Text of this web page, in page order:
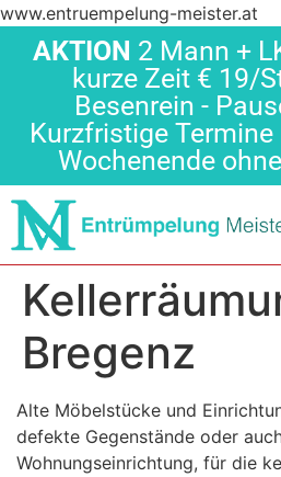
www.entruempelung-meister.at
AKTION 2 Mann +
kurze Zeit € 19/
Besenrein -
Kurzfristige
Wochenende
Bregenz
Alte Möbelstücke und
defekte Gegenstände oder
Wohnungseinrichtung, für die